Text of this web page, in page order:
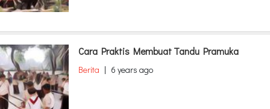
Cara Praktis Membuat Tandu Pramuka
Berita | 6 years ago